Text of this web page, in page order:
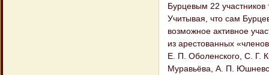
Бурцевым 22
Учитывая, что сам
возможное активное
из арестованных
Е. П. Оболенского, С. Г.
Муравьёва, А. П.